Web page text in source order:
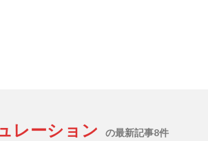
レーション の最新記事8件